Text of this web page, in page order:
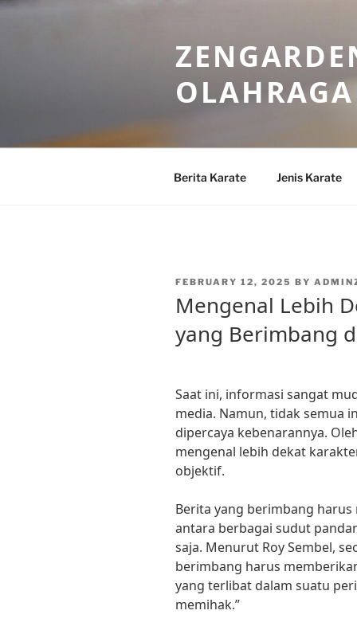
Skip
Berita Karate Jenis Karate
POSTED
FEBRUARY 12, 2025 BY
Mengenal Lebih
yang Berimbang
Saat ini, informasi sangat
media. Namun, tidak semua
dipercaya kebenarannya.
mengenal lebih dekat
objektif.
Berita yang berimbang
antara berbagai sudut
saja. Menurut Roy Sembel,
berimbang harus
yang terlibat dalam suatu
memihak.”